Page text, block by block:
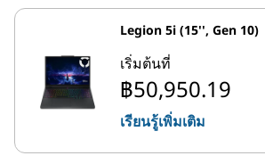
Legion 5i (15'', Gen 10)
เริ่มต้นที่
฿50,950.19
เรียนรู้เพิ่มเติม